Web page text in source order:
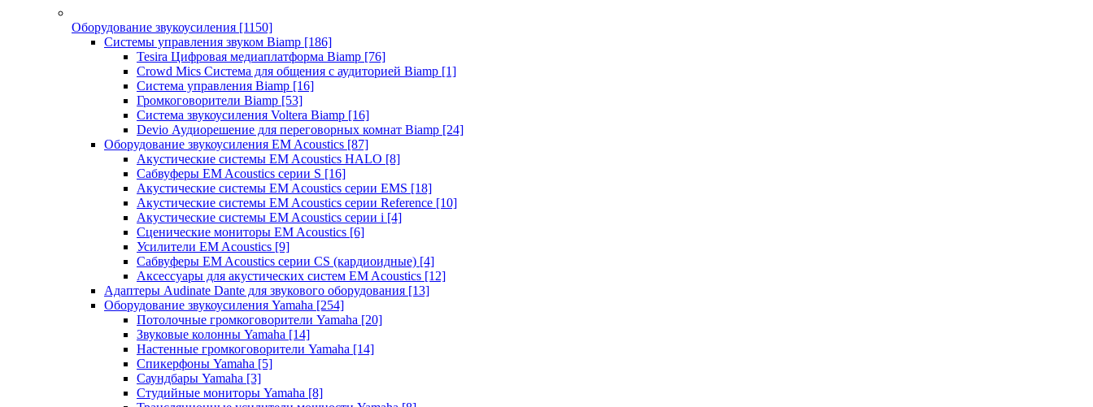
Оборудование звукоусиления [1150]
Системы управления звуком Biamp [186]
Tesira Цифровая медиаплатформа Biamp [76]
Crowd Mics Система для общения с аудиторией Biamp [1]
Система управления Biamp [16]
Громкоговорители Biamp [53]
Система звукоусиления Voltera Biamp [16]
Devio Аудиорешение для переговорных комнат Biamp [24]
Оборудование звукоусиления EM Acoustics [87]
Акустические системы EM Acoustics HALO [8]
Сабвуферы EM Acoustics серии S [16]
Акустические системы EM Acoustics серии EMS [18]
Акустические системы EM Acoustics серии Reference [10]
Акустические системы EM Acoustics серии i [4]
Сценические мониторы EM Acoustics [6]
Усилители EM Acoustics [9]
Сабвуферы EM Acoustics серии CS (кардиоидные) [4]
Аксессуары для акустических систем EM Acoustics [12]
Адаптеры Audinate Dante для звукового оборудования [13]
Оборудование звукоусиления Yamaha [254]
Потолочные громкоговорители Yamaha [20]
Звуковые колонны Yamaha [14]
Настенные громкоговорители Yamaha [14]
Спикерфоны Yamaha [5]
Саундбары Yamaha [3]
Студийные мониторы Yamaha [8]